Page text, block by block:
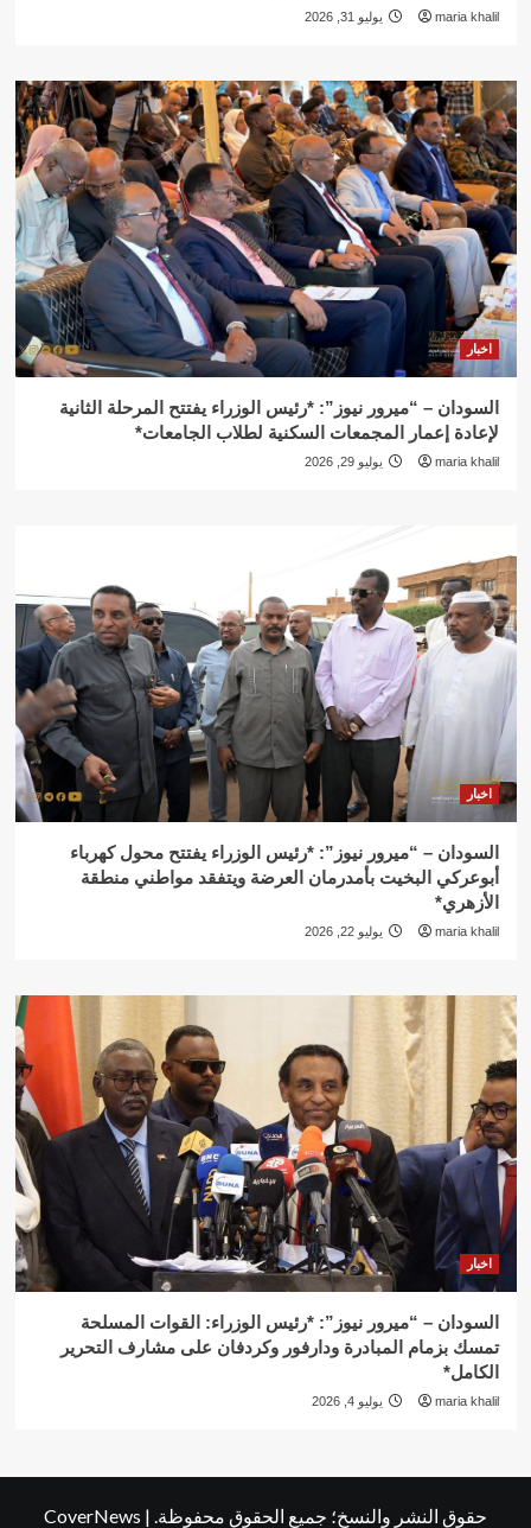
maria khalil يوليو 31, 2026
اخبار
السودان – “ميرور نيوز”: *رئيس الوزراء يفتتح المرحلة الثانية
لإعادة إعمار المجمعات السكنية لطلاب الجامعات*
maria khalil يوليو 29, 2026
اخبار
السودان – “ميرور نيوز”: *رئيس الوزراء يفتتح محول كهرباء
أبوعركي البخيت بأمدرمان العرضة ويتفقد مواطني منطقة
الأزهري*
maria khalil يوليو 22, 2026
اخبار
السودان – “ميرور نيوز”: *رئيس الوزراء: القوات المسلحة
تمسك بزمام المبادرة ودارفور وكردفان على مشارف التحرير
الكامل*
maria khalil يوليو 4, 2026
حقوق النشر والنسخ؛ جميع الحقوق محفوظة. |
CoverNews